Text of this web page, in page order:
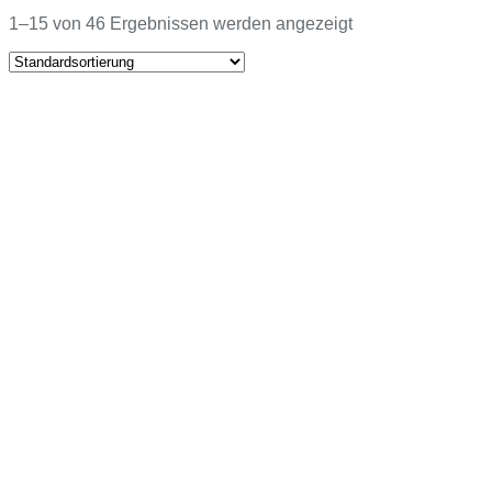
1–15 von 46 Ergebnissen werden angezeigt